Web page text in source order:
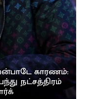
காரணம்:
நட்சத்திரம்